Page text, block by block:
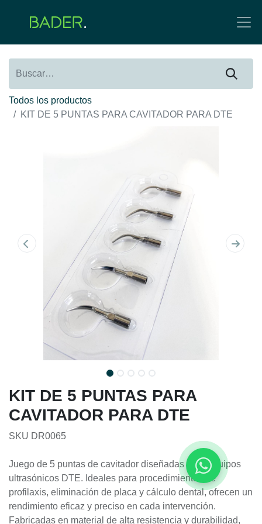
Todos los productos
KIT DE 5 PUNTAS PARA CAVITADOR PARA DTE
KIT DE 5 PUNTAS PARA
CAVITADOR PARA DTE
SKU DR0065
Juego de 5 puntas de cavitador diseñadas para equipos
ultrasónicos DTE. Ideales para procedimientos de
profilaxis, eliminación de placa y cálculo dental, ofrecen un
rendimiento eficaz y preciso en cada intervención.
Fabricadas en material de alta resistencia y durabilidad,